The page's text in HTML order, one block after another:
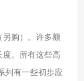
购）。许多额
。所有这些高
列有一些初步应